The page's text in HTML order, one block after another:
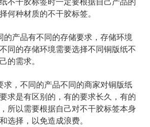
何种材质的不干胶标签。
的产品有不同的存储要求，存储环境
同的存储环境需要选择不同铜版纸不
的需求。
求，不同的产品不同的商家对铜版纸
求是有区别的，有的要求长久，有的
所以需要根据自己对不干胶标签本身
选择，以免造成浪费。